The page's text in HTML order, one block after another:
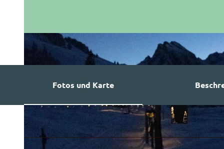
Fotos und Karte